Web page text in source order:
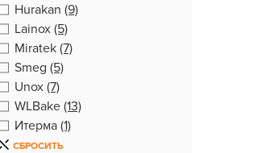
Hurakan (9)
Lainox (5)
Miratek (7)
Smeg (5)
Unox (7)
WLBake (13)
Итерма (1)
СБРОСИТЬ